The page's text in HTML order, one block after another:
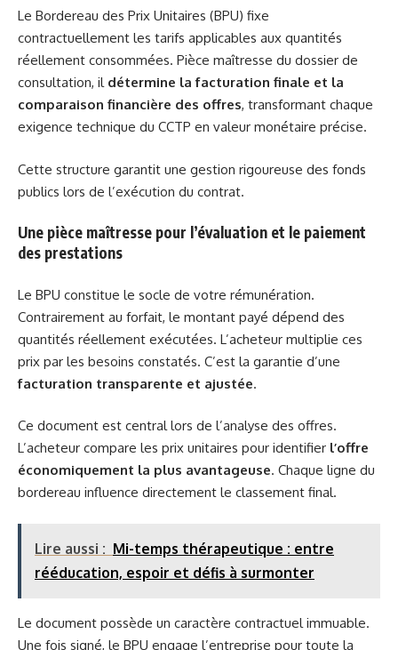
Le Bordereau des Prix Unitaires (BPU) fixe
contractuellement les tarifs applicables aux quantités
réellement consommées. Pièce maîtresse du dossier de
consultation, il détermine la facturation finale et la
comparaison financière des offres, transformant chaque
exigence technique du CCTP en valeur monétaire précise.
Cette structure garantit une gestion rigoureuse des fonds
publics lors de l’exécution du contrat.
Une pièce maîtresse pour l’évaluation et le paiement
des prestations
Le BPU constitue le socle de votre rémunération.
Contrairement au forfait, le montant payé dépend des
quantités réellement exécutées. L’acheteur multiplie ces
prix par les besoins constatés. C’est la garantie d’une
facturation transparente et ajustée.
Ce document est central lors de l’analyse des offres.
L’acheteur compare les prix unitaires pour identifier l’offre
économiquement la plus avantageuse. Chaque ligne du
bordereau influence directement le classement final.
Lire aussi : Mi-temps thérapeutique : entre
rééducation, espoir et défis à surmonter
Le document possède un caractère contractuel immuable.
Une fois signé, le BPU engage l’entreprise pour toute la